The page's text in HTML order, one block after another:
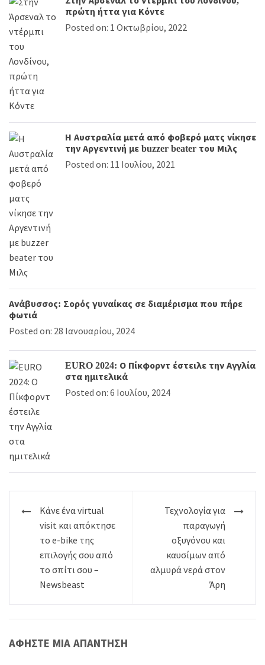
πρώτη ήττα για Κόντε
Posted on: 1 Οκτωβρίου, 2022
Η Αυστραλία μετά από φοβερό ματς νίκησε
την Αργεντινή με buzzer beater του Μιλς
Posted on: 11 Ιουλίου, 2021
Ανάβυσσος: Σορός γυναίκας σε διαμέρισμα που πήρε
φωτιά
Posted on: 28 Ιανουαρίου, 2024
EURO 2024: Ο Πίκφορντ έστειλε την Αγγλία
στα ημιτελικά
Posted on: 6 Ιουλίου, 2024
Πλοήγηση
άρθρων
Κάνε ένα virtual
visit και απόκτησε
το e-bike της
επιλογής σου από
το σπίτι σου –
Newsbeast
Τεχνολογία για
παραγωγή
οξυγόνου και
καυσίμων από
αλμυρά νερά στον
Άρη
ΑΦΉΣΤΕ ΜΙΑ ΑΠΆΝΤΗΣΗ